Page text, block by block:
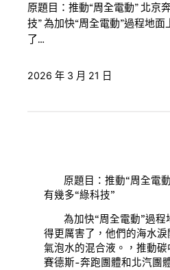
原題目：推動“周全電動” 北京
技” 為加快“周全電動”過程地
了…
2026 年 3 月 21 日
原題目：推動“周全電
有幾多“綠科技”
為加快“周全電動”過
得更厲害了，他們的海水
氣泡水的混合液。，推動
賽德斯-奔跑團體和北汽團